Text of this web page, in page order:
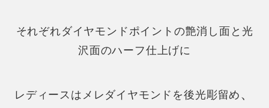
それぞれダイヤモンドポイントの艶消し面と光
沢面のハーフ仕上げに
レディースはメレダイヤモンドを後光彫留め、